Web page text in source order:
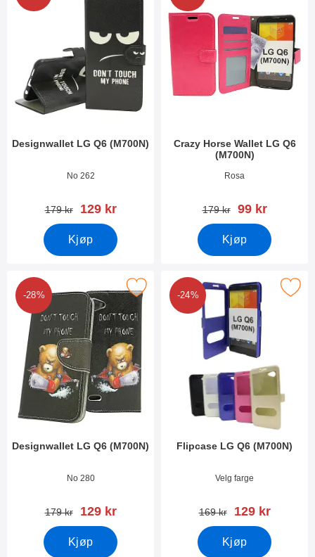
Designwallet LG Q6 (M700N)
Varenummer 27975
No 262
gammel pris
179 kr ny pris
129 kr
Kjøp
Crazy Horse Wallet LG Q6
(M700N)
Varenummer 27970
Rosa
gammel pris
179 kr ny pris
99 kr
Kjøp
-28%
Designwallet LG Q6 (M700N)
Varenummer 27943
No 280
gammel pris
179 kr ny pris
129 kr
Kjøp
Merk designwallet LG Q6 (M700N) som favoritt
-24%
Flipcase LG Q6 (M700N)
Varenummer 27941
Velg farge
gammel pris
169 kr ny pris
129 kr
Kjøp
Merk flipcase LG Q6